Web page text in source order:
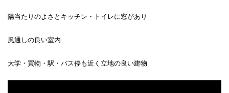
陽当たりのよさとキッチン・トイレに窓があり
風通しの良い室内
大学・買物・駅・バス停も近く立地の良い建物